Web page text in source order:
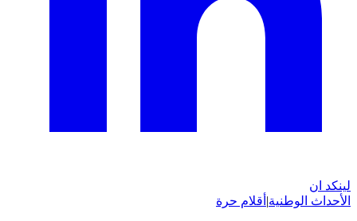
لينكد ان
الأحداث الوطنية| أقلام حرة